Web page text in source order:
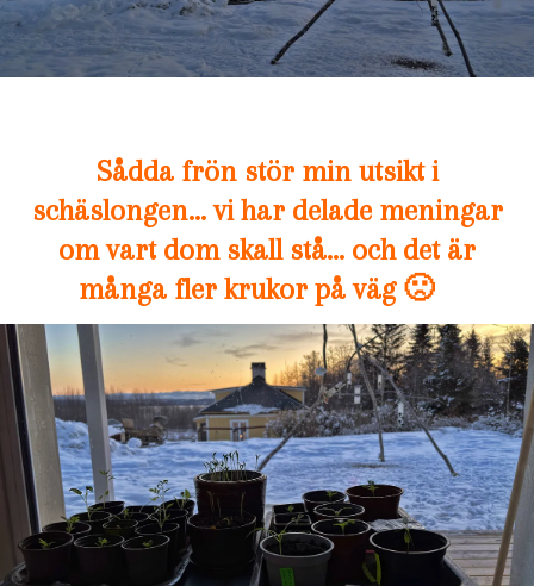
Sådda frön stör min utsikt i
schäslongen… vi har delade meningar
om vart dom skall stå… och det är
många fler krukor på väg 🙁